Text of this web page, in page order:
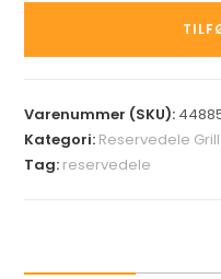
Varenummer (SKU):
Kategori: Reservedele Grill
Tag: reservedele